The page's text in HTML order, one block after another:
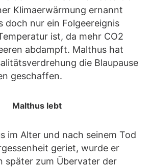
Klimaerwärmung ernannt
doch nur ein Folgeereignis
ist, da mehr CO2
abdampft. Malthus hat
die Blaupause
geschaffen.
Malthus lebt
im Alter und nach seinem Tod
geriet, wurde er
später zum Übervater der